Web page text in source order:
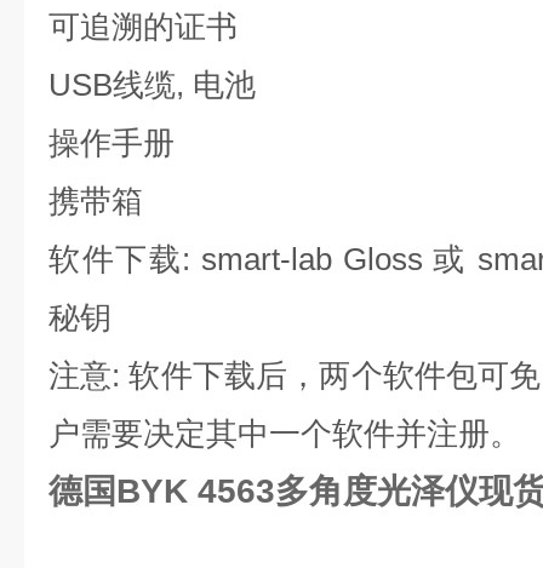
可追溯的证书
USB线缆, 电池
操作手册
携带箱
软件下载: smart-lab Gloss 或
秘钥
注意: 软件下载后，两个软件包可
户需要决定其中一个软件并注册。
德国BYK 4563多角度光泽仪现